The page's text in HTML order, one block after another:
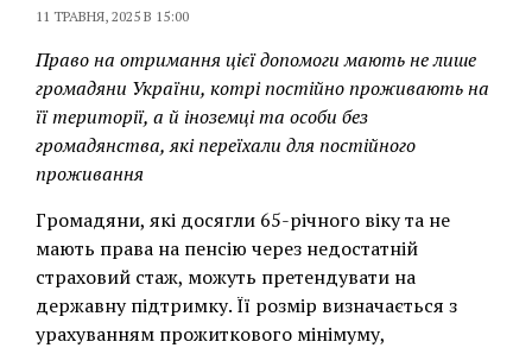
11 ТРАВНЯ, 2025 В 15:00
Право на отримання цієї допомоги мають не лише
громадяни України, котрі постійно проживають на
її території, а й іноземці та особи без
громадянства, які переїхали для постійного
проживання
Громадяни, які досягли 65-річного віку та не
мають права на пенсію через недостатній
страховий стаж, можуть претендувати на
державну підтримку. Її розмір визначається з
урахуванням прожиткового мінімуму,